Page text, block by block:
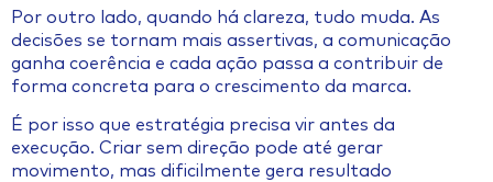
Por outro lado, quando há clareza, tudo muda. As
decisões se tornam mais assertivas, a comunicação
ganha coerência e cada ação passa a contribuir de
forma concreta para o crescimento da marca.
É por isso que estratégia precisa vir antes da
execução. Criar sem direção pode até gerar
movimento, mas dificilmente gera resultado